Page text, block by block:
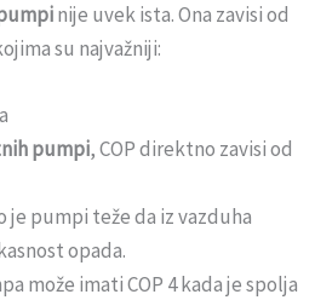
nije uvek ista. Ona zavisi od
su najvažniji:
pumpi, COP direktno zavisi od
pumpi teže da iz vazduha
opada.
može imati COP 4 kada je spolja